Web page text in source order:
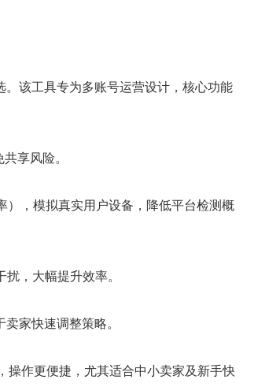
该工具专为多账号运营设计，核心功能
享风险。
，模拟真实用户设备，降低平台检测概
，大幅提升效率。
家快速调整策略。
作更便捷，尤其适合中小卖家及新手快